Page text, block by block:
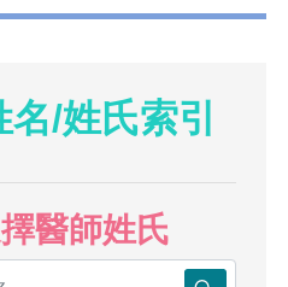
/姓氏索引
醫師姓氏